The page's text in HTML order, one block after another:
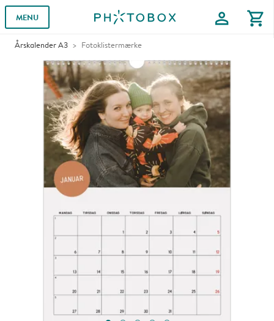
MENU profile shopping_cart
Årskalender A3 Fotoklistermærke